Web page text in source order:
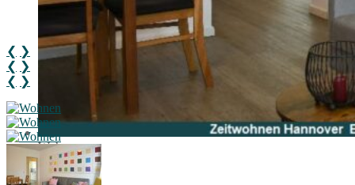
Wohnen
Schlafen
❮ ❯
❮ ❯
❮ ❯